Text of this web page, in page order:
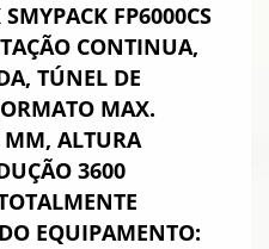
FP6000CS
CONTINUA,
TÚNEL DE
MAX.
MM, ALTURA
3600
EQUIPAMENTO: